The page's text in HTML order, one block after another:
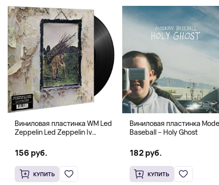
Виниловая пластинка WM Led
Zeppelin Led Zeppelin Iv
156 руб.
КУПИТЬ
Виниловая пластинка
Baseball – Holy Ghost
182 руб.
КУПИТЬ